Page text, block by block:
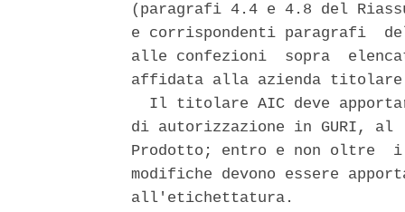
(paragrafi 4.4 e 4.8 del
e corrispondenti paragrafi
alle confezioni  sopra
affidata alla azienda
Il titolare AIC deve
di autorizzazione in GURI,
Prodotto; entro e non oltre
modifiche devono essere
all'etichettatura.